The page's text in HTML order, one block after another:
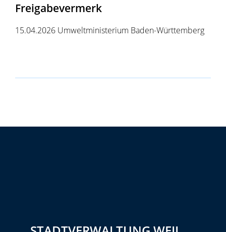
Freigabevermerk
15.04.2026 Umweltministerium Baden-Württemberg